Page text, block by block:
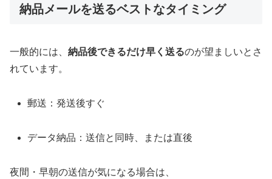
納品メールを送るベストなタイミング
一般的には、 納品後できるだけ早く送るのが望ましいとさ
れています。
郵送：発送後すぐ
データ納品：送信と同時、または直後
夜間・早朝の送信が気になる場合は、